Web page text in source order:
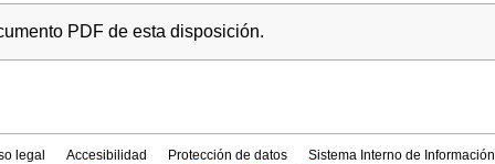
PDF de esta disposición.
legal Accesibilidad Protección de datos Sistema Interno de Información